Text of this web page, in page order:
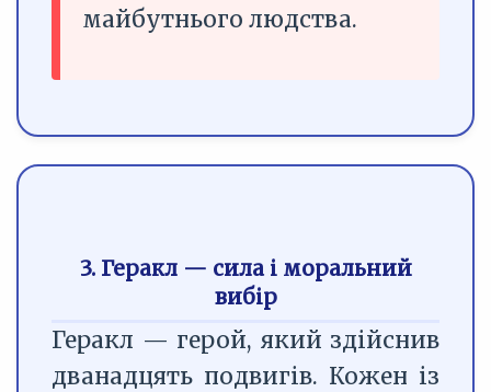
майбутнього людства.
3. Геракл — сила і моральний
вибір
Геракл — герой, який здійснив
дванадцять подвигів. Кожен із